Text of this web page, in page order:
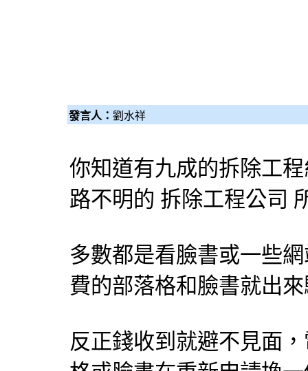
發言人： 劉水祥
你知道有九成的拆除工
路不明的 拆除工程公司
多數都是看臉書或一些
費的部落格和臉書就出
反正錢收到就避不見面